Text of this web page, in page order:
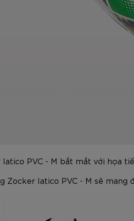
PVC - M bắt mắt với họa
Zocker latico PVC - M sẽ